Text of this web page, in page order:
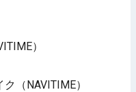
）
（NAVITIME）